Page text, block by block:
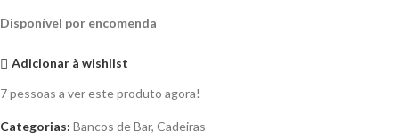
Disponível por encomenda
Adicionar à wishlist
7pessoas a ver este produto agora!
Categorias: Bancos de Bar, Cadeiras